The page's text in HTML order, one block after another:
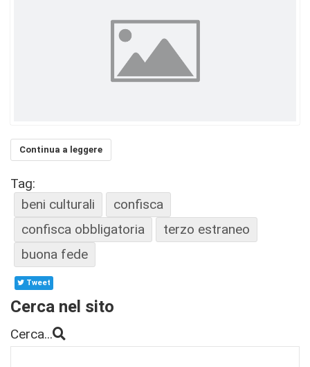
Continua a leggere
Tag:
beni culturali
confisca
confisca obbligatoria
terzo estraneo
buona fede
Tweet
Cerca nel sito
Cerca...